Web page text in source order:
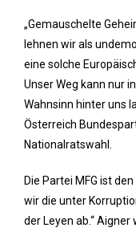
„Gemauschelte
lehnen wir als
eine solche
Unser Weg kann nur
Wahnsinn hinter uns
Österreich
Nationalratswahl.
Die Partei MFG ist
wir die unter
der Leyen ab.“ Aigner